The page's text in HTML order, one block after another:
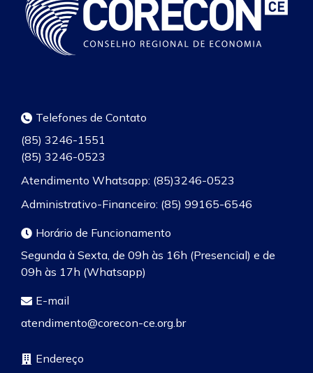
Telefones de Contato
(85) 3246-1551
(85) 3246-0523
Atendimento Whatsapp: (85)3246-0523
Administrativo-Financeiro: (85) 99165-6546
Horário de Funcionamento
Segunda à Sexta, de 09h às 16h (Presencial) e de
09h às 17h (Whatsapp)
E-mail
atendimento@corecon-ce.org.br
Endereço